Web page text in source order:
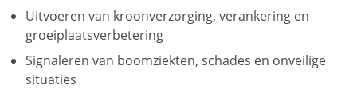
Uitvoeren van kroonverzorging, verankering en
groeiplaatsverbetering
Signaleren van boomziekten, schades en onveilige
situaties